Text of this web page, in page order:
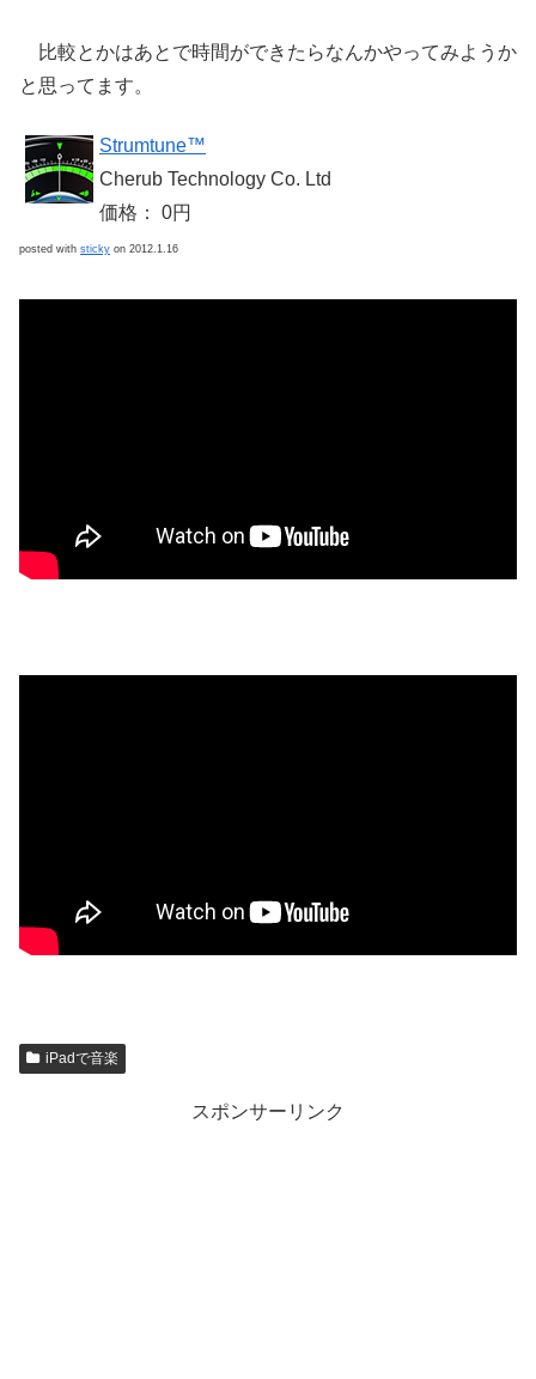
比較とかはあとで時間ができたらなんかやってみようか
と思ってます。
Strumtune™
Cherub Technology Co. Ltd
価格： 0円
posted with sticky on 2012.1.16
iPadで音楽
スポンサーリンク